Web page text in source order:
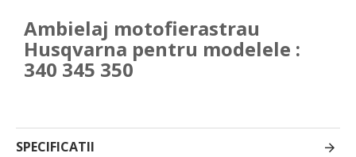
Ambielaj motofierastrau
Husqvarna pentru modelele :
340 345 350
SPECIFICATII